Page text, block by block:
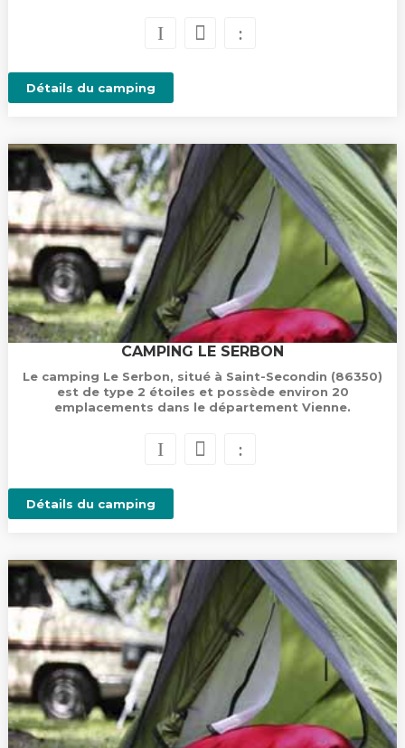
Détails du camping
CAMPING LE SERBON
Le camping Le Serbon, situé à Saint-Secondin (86350)
est de type 2 étoiles et possède environ 20
emplacements dans le département Vienne.
Détails du camping